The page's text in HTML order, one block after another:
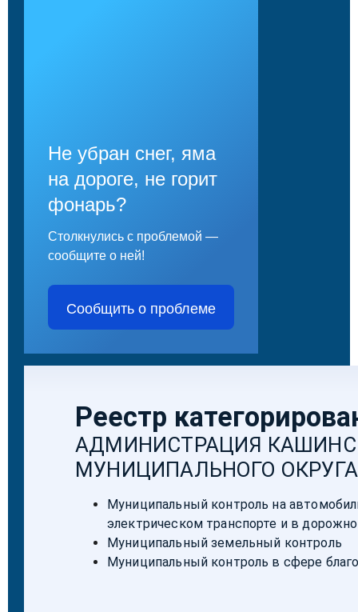
Не убран снег, яма
на дороге, не горит
фонарь?
Столкнулись с проблемой —
сообщите о ней!
Сообщить о проблеме